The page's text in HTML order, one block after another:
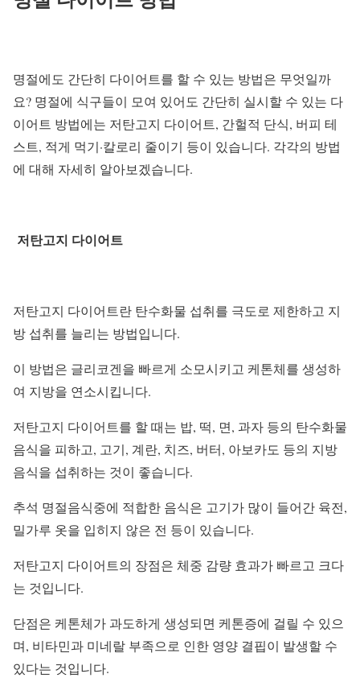
명절에도 간단히 다이어트를 할 수 있는 방법은 무엇일까
요? 명절에 식구들이 모여 있어도 간단히 실시할 수 있는 다
이어트 방법에는 저탄고지 다이어트, 간헐적 단식, 버피 테
스트, 적게 먹기·칼로리 줄이기 등이 있습니다. 각각의 방법
에 대해 자세히 알아보겠습니다.
저탄고지 다이어트
저탄고지 다이어트란 탄수화물 섭취를 극도로 제한하고 지
방 섭취를 늘리는 방법입니다.
이 방법은 글리코겐을 빠르게 소모시키고 케톤체를 생성하
여 지방을 연소시킵니다.
저탄고지 다이어트를 할 때는 밥, 떡, 면, 과자 등의 탄수화물
음식을 피하고, 고기, 계란, 치즈, 버터, 아보카도 등의 지방
음식을 섭취하는 것이 좋습니다.
추석 명절음식중에 적합한 음식은 고기가 많이 들어간 육전,
밀가루 옷을 입히지 않은 전 등이 있습니다.
저탄고지 다이어트의 장점은 체중 감량 효과가 빠르고 크다
는 것입니다.
단점은 케톤체가 과도하게 생성되면 케톤증에 걸릴 수 있으
며, 비타민과 미네랄 부족으로 인한 영양 결핍이 발생할 수
있다는 것입니다.